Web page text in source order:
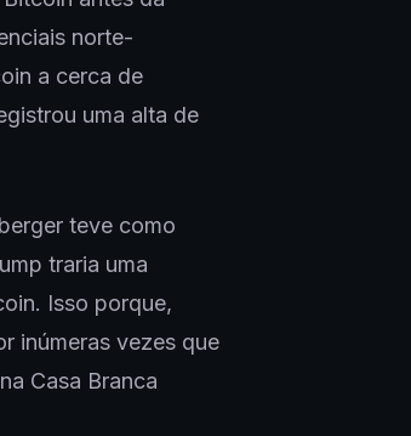
norte-
a cerca de
uma alta de
teve como
traria uma
Isso porque,
inúmeras vezes que
Casa Branca